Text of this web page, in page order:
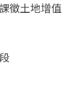
徵土地增值